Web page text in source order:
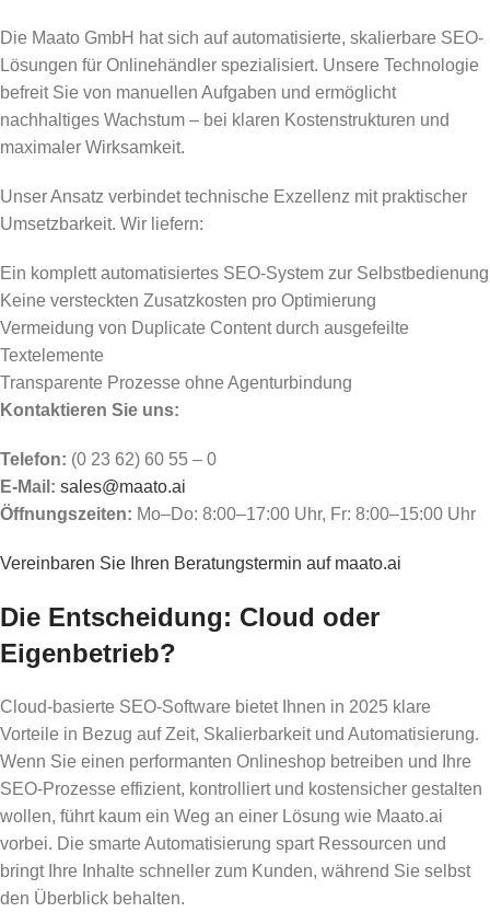
Die Maato GmbH hat sich auf automatisierte, skalierbare SEO-
Lösungen für Onlinehändler spezialisiert. Unsere Technologie
befreit Sie von manuellen Aufgaben und ermöglicht
nachhaltiges Wachstum – bei klaren Kostenstrukturen und
maximaler Wirksamkeit.
Unser Ansatz verbindet technische Exzellenz mit praktischer
Umsetzbarkeit. Wir liefern:
Ein komplett automatisiertes SEO-System zur Selbstbedienung
Keine versteckten Zusatzkosten pro Optimierung
Vermeidung von Duplicate Content durch ausgefeilte
Textelemente
Transparente Prozesse ohne Agenturbindung
Kontaktieren Sie uns:
Telefon: (0 23 62) 60 55 – 0
E-Mail: sales@maato.ai
Öffnungszeiten: Mo–Do: 8:00–17:00 Uhr, Fr: 8:00–15:00 Uhr
Vereinbaren Sie Ihren Beratungstermin auf maato.ai
Die Entscheidung: Cloud oder
Eigenbetrieb?
Cloud-basierte SEO-Software bietet Ihnen in 2025 klare
Vorteile in Bezug auf Zeit, Skalierbarkeit und Automatisierung.
Wenn Sie einen performanten Onlineshop betreiben und Ihre
SEO-Prozesse effizient, kontrolliert und kostensicher gestalten
wollen, führt kaum ein Weg an einer Lösung wie Maato.ai
vorbei. Die smarte Automatisierung spart Ressourcen und
bringt Ihre Inhalte schneller zum Kunden, während Sie selbst
den Überblick behalten.